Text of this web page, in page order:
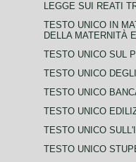
LEGGE SUI REATI
TESTO UNICO IN
DELLA MATERNITÀ
TESTO UNICO SUL
TESTO UNICO
TESTO UNICO
TESTO UNICO
TESTO UNICO
TESTO UNICO